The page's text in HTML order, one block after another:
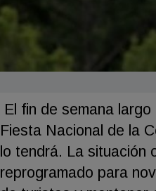
El fin de semana
Fiesta Nacional de la
lo tendrá. La situación
reprogramado para